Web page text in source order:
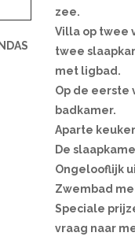
zee.
Villa op twee
twee
met ligbad.
Op de eerste
badkamer.
Aparte
De
Ongelooflijk
Zwembad
Speciale
vraag naar